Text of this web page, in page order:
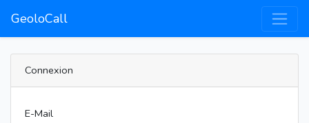
GeoloCall
Connexion
E-Mail